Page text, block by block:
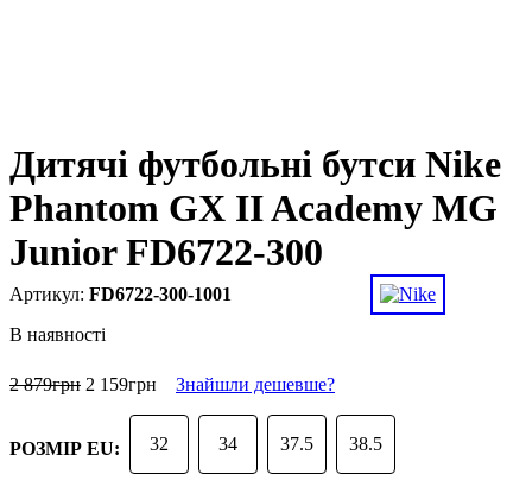
Дитячі футбольні бутси Nike
Phantom GX II Academy MG
Junior FD6722-300
FD6722-300-1001
В наявності
2 879грн 2 159грн Знайшли дешевше?
РОЗМІР EU: 32 34 37.5 38.5